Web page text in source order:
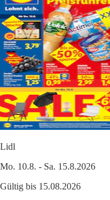
Lidl
Mo. 10.8. - Sa. 15.8.2026
Gültig bis 15.08.2026